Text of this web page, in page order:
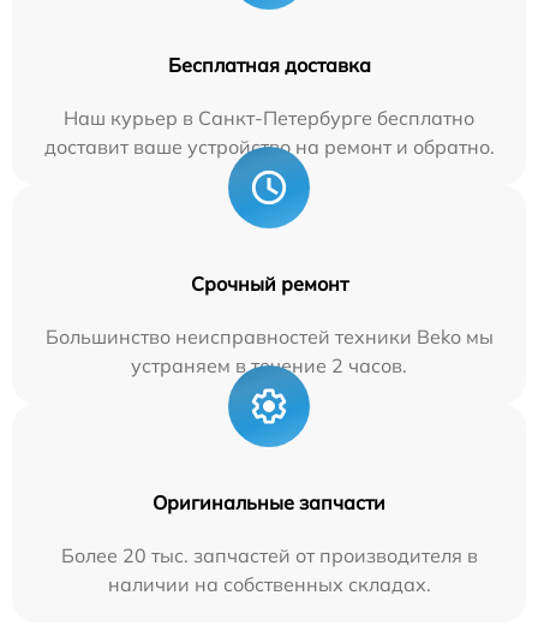
Бесплатная доставка
Наш курьер в Санкт-Петербурге бесплатно
доставит ваше устройство на ремонт и обратно.
Срочный ремонт
Большинство неисправностей техники Beko мы
устраняем в течение 2 часов.
Оригинальные запчасти
Более 20 тыс. запчастей от производителя в
наличии на собственных складах.